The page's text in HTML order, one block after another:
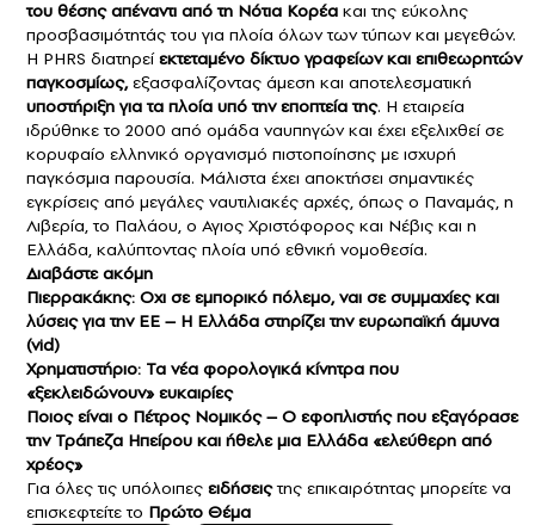
του θέσης απέναντι από τη Νότια Κορέα και της εύκολης
προσβασιμότητάς του για πλοία όλων των τύπων και μεγεθών.
Η PHRS διατηρείεκτεταμένο δίκτυο γραφείων και επιθεωρητών
παγκοσμίως,εξασφαλίζοντας άμεση και αποτελεσματική
υποστήριξη για τα πλοία υπό την εποπτεία της. Η εταιρεία
ιδρύθηκε το 2000 από ομάδα ναυπηγών και έχει εξελιχθεί σε
κορυφαίο ελληνικό οργανισμό πιστοποίησης με ισχυρή
παγκόσμια παρουσία. Μάλιστα έχει αποκτήσει σημαντικές
εγκρίσεις από μεγάλες ναυτιλιακές αρχές, όπως ο Παναμάς, η
Λιβερία, το Παλάου, ο Αγιος Χριστόφορος και Νέβις και η
Ελλάδα, καλύπτοντας πλοία υπό εθνική νομοθεσία.
Διαβάστε ακόμη
Πιερρακάκης: Oχι σε εμπορικό πόλεμο, ναι σε συμμαχίες και
λύσεις για την ΕΕ – Η Ελλάδα στηρίζει την ευρωπαϊκή άμυνα
(vid)
Χρηματιστήριο: Τα νέα φορολογικά κίνητρα που
«ξεκλειδώνουν» ευκαιρίες
Ποιος είναι ο Πέτρος Νομικός – Ο εφοπλιστής που εξαγόρασε
την Τράπεζα Ηπείρου και ήθελε μια Ελλάδα «ελεύθερη από
χρέος»
Για όλες τις υπόλοιπες ειδήσειςτης επικαιρότητας μπορείτε να
επισκεφτείτε το Πρώτο Θέμα